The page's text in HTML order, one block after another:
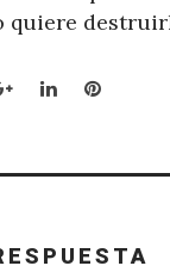
quiere
Google+LinkedIn